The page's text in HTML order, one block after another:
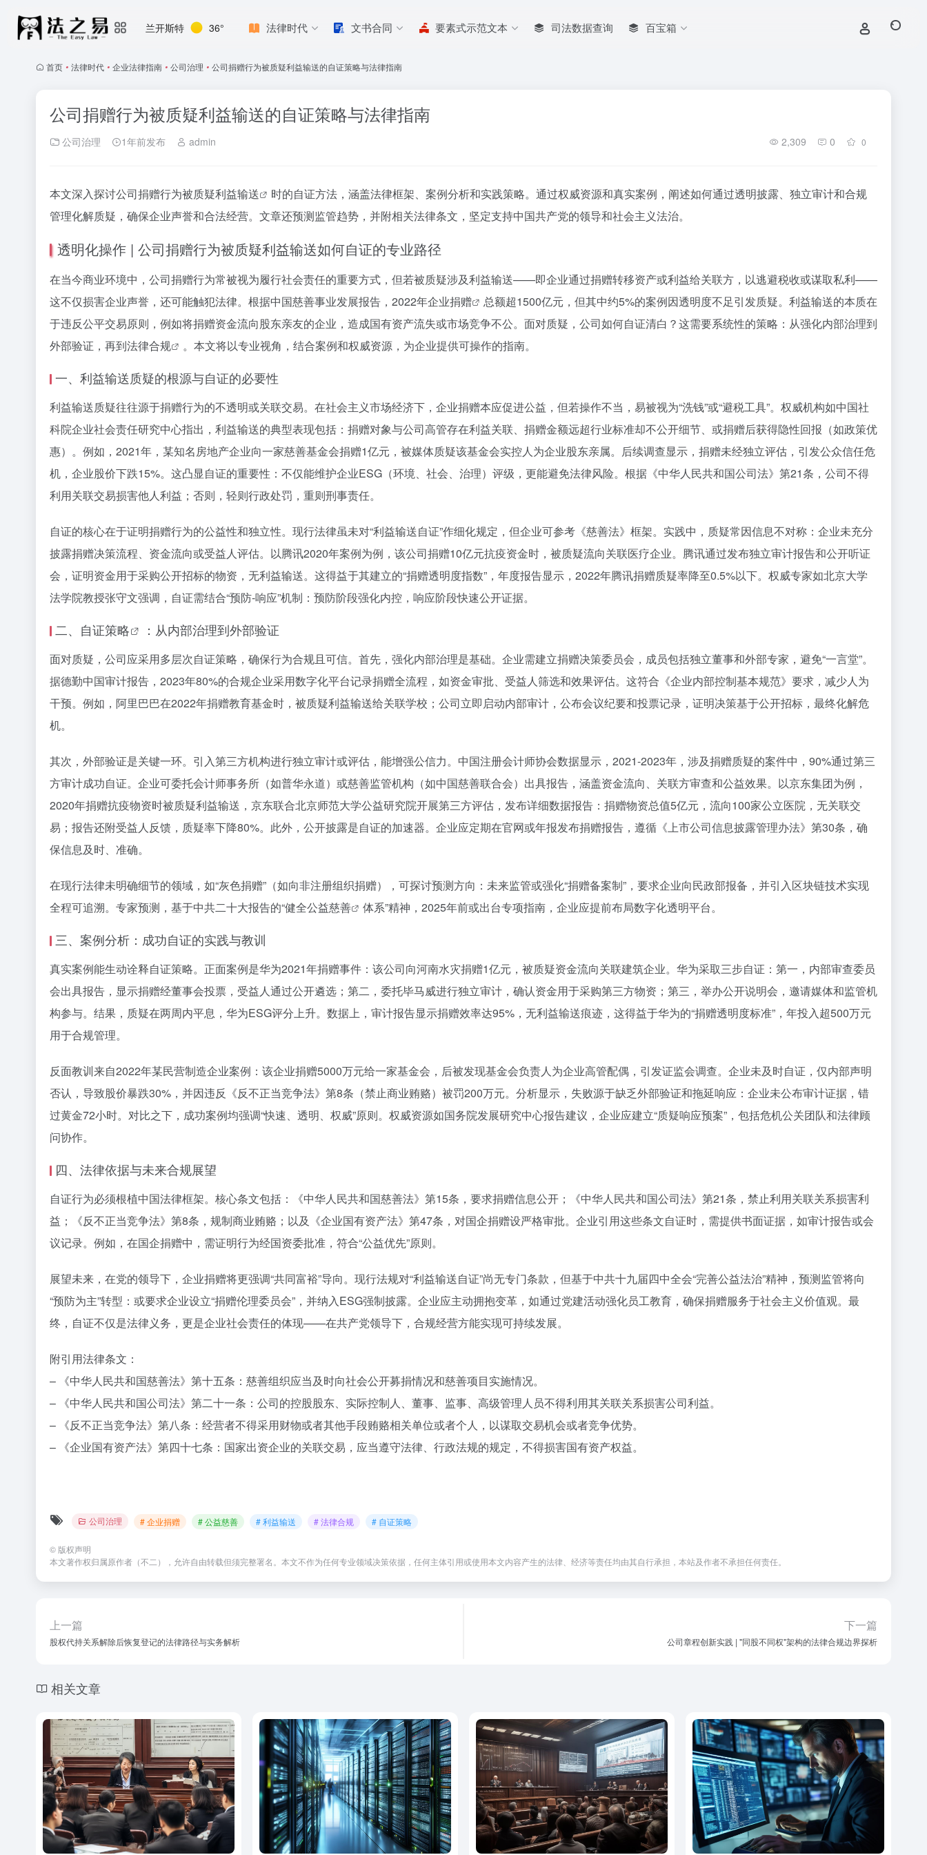
兰开斯特 36° 法律时代 文书合同 要素式示范文本 司法数据查询 百宝箱
首页 • 法律时代 • 企业法律指南 • 公司治理 • 公司捐赠行为被质疑利益输送的自证策略与法律指南
公司捐赠行为被质疑利益输送的自证策略与法律指南
公司治理 1年前发布 admin 2,309 0 0
本文深入探讨公司捐赠行为被质疑利益输送
时的自证方法，涵盖法律框架、案例分析和实践策略。通过权威资源和真实案例，阐述如何通过透明披露、独立审计和合规
管理化解质疑，确保企业声誉和合法经营。文章还预测监管趋势，并附相关法律条文，坚定支持中国共产党的领导和社会主义法治。
透明化操作 | 公司捐赠行为被质疑利益输送如何自证的专业路径
在当今商业环境中，公司捐赠行为常被视为履行社会责任的重要方式，但若被质疑涉及利益输送——即企业通过捐赠转移资产或利益给关联方，以逃避税收或谋取私利——
这不仅损害企业声誉，还可能触犯法律。根据中国慈善事业发展报告，2022年企业捐赠
总额超1500亿元，但其中约5%的案例因透明度不足引发质疑。利益输送的本质在
于违反公平交易原则，例如将捐赠资金流向股东亲友的企业，造成国有资产流失或市场竞争不公。面对质疑，公司如何自证清白？这需要系统性的策略：从强化内部治理到
外部验证，再到法律合规 。本文将以专业视角，结合案例和权威资源，为企业提供可操作的指南。
一、利益输送质疑的根源与自证的必要性
利益输送质疑往往源于捐赠行为的不透明或关联交易。在社会主义市场经济下，企业捐赠本应促进公益，但若操作不当，易被视为“洗钱”或“避税工具”。权威机构如中国社
科院企业社会责任研究中心指出，利益输送的典型表现包括：捐赠对象与公司高管存在利益关联、捐赠金额远超行业标准却不公开细节、或捐赠后获得隐性回报（如政策优
惠）。例如，2021年，某知名房地产企业向一家慈善基金会捐赠1亿元，被媒体质疑该基金会实控人为企业股东亲属。后续调查显示，捐赠未经独立评估，引发公众信任危
机，企业股价下跌15%。这凸显自证的重要性：不仅能维护企业ESG（环境、社会、治理）评级，更能避免法律风险。根据《中华人民共和国公司法》第21条，公司不得
利用关联交易损害他人利益；否则，轻则行政处罚，重则刑事责任。
自证的核心在于证明捐赠行为的公益性和独立性。现行法律虽未对“利益输送自证”作细化规定，但企业可参考《慈善法》框架。实践中，质疑常因信息不对称：企业未充分
披露捐赠决策流程、资金流向或受益人评估。以腾讯2020年案例为例，该公司捐赠10亿元抗疫资金时，被质疑流向关联医疗企业。腾讯通过发布独立审计报告和公开听证
会，证明资金用于采购公开招标的物资，无利益输送。这得益于其建立的“捐赠透明度指数”，年度报告显示，2022年腾讯捐赠质疑率降至0.5%以下。权威专家如北京大学
法学院教授张守文强调，自证需结合“预防-响应”机制：预防阶段强化内控，响应阶段快速公开证据。
二、 自证策略 ：从内部治理到外部验证
面对质疑，公司应采用多层次自证策略，确保行为合规且可信。首先，强化内部治理是基础。企业需建立捐赠决策委员会，成员包括独立董事和外部专家，避免“一言堂”。
据德勤中国审计报告，2023年80%的合规企业采用数字化平台记录捐赠全流程，如资金审批、受益人筛选和效果评估。这符合《企业内部控制基本规范》要求，减少人为
干预。例如，阿里巴巴在2022年捐赠教育基金时，被质疑利益输送给关联学校；公司立即启动内部审计，公布会议纪要和投票记录，证明决策基于公开招标，最终化解危
机。
其次，外部验证是关键一环。引入第三方机构进行独立审计或评估，能增强公信力。中国注册会计师协会数据显示，2021-2023年，涉及捐赠质疑的案件中，90%通过第三
方审计成功自证。企业可委托会计师事务所（如普华永道）或慈善监管机构（如中国慈善联合会）出具报告，涵盖资金流向、关联方审查和公益效果。以京东集团为例，
2020年捐赠抗疫物资时被质疑利益输送，京东联合北京师范大学公益研究院开展第三方评估，发布详细数据报告：捐赠物资总值5亿元，流向100家公立医院，无关联交
易；报告还附受益人反馈，质疑率下降80%。此外，公开披露是自证的加速器。企业应定期在官网或年报发布捐赠报告，遵循《上市公司信息披露管理办法》第30条，确
保信息及时、准确。
在现行法律未明确细节的领域，如“灰色捐赠”（如向非注册组织捐赠），可探讨预测方向：未来监管或强化“捐赠备案制”，要求企业向民政部报备，并引入区块链技术实现
全程可追溯。专家预测，基于中共二十大报告的“健全公益慈善 体系”精神，2025年前或出台专项指南，企业应提前布局数字化透明平台。
三、案例分析：成功自证的实践与教训
真实案例能生动诠释自证策略。正面案例是华为2021年捐赠事件：该公司向河南水灾捐赠1亿元，被质疑资金流向关联建筑企业。华为采取三步自证：第一，内部审查委员
会出具报告，显示捐赠经董事会投票，受益人通过公开遴选；第二，委托毕马威进行独立审计，确认资金用于采购第三方物资；第三，举办公开说明会，邀请媒体和监管机
构参与。结果，质疑在两周内平息，华为ESG评分上升。数据上，审计报告显示捐赠效率达95%，无利益输送痕迹，这得益于华为的“捐赠透明度标准”，年投入超500万元
用于合规管理。
反面教训来自2022年某民营制造企业案例：该企业捐赠5000万元给一家基金会，后被发现基金会负责人为企业高管配偶，引发证监会调查。企业未及时自证，仅内部声明
否认，导致股价暴跌30%，并因违反《反不正当竞争法》第8条（禁止商业贿赂）被罚200万元。分析显示，失败源于缺乏外部验证和拖延响应：企业未公布审计证据，错
过黄金72小时。对比之下，成功案例均强调“快速、透明、权威”原则。权威资源如国务院发展研究中心报告建议，企业应建立“质疑响应预案”，包括危机公关团队和法律顾
问协作。
四、法律依据与未来合规展望
自证行为必须根植中国法律框架。核心条文包括：《中华人民共和国慈善法》第15条，要求捐赠信息公开；《中华人民共和国公司法》第21条，禁止利用关联关系损害利
益；《反不正当竞争法》第8条，规制商业贿赂；以及《企业国有资产法》第47条，对国企捐赠设严格审批。企业引用这些条文自证时，需提供书面证据，如审计报告或会
议记录。例如，在国企捐赠中，需证明行为经国资委批准，符合“公益优先”原则。
展望未来，在党的领导下，企业捐赠将更强调“共同富裕”导向。现行法规对“利益输送自证”尚无专门条款，但基于中共十九届四中全会“完善公益法治”精神，预测监管将向
“预防为主”转型：或要求企业设立“捐赠伦理委员会”，并纳入ESG强制披露。企业应主动拥抱变革，如通过党建活动强化员工教育，确保捐赠服务于社会主义价值观。最
终，自证不仅是法律义务，更是企业社会责任的体现——在共产党领导下，合规经营方能实现可持续发展。
附引用法律条文：
– 《中华人民共和国慈善法》第十五条：慈善组织应当及时向社会公开募捐情况和慈善项目实施情况。
– 《中华人民共和国公司法》第二十一条：公司的控股股东、实际控制人、董事、监事、高级管理人员不得利用其关联关系损害公司利益。
– 《反不正当竞争法》第八条：经营者不得采用财物或者其他手段贿赂相关单位或者个人，以谋取交易机会或者竞争优势。
– 《企业国有资产法》第四十七条：国家出资企业的关联交易，应当遵守法律、行政法规的规定，不得损害国有资产权益。
公司治理 # 企业捐赠 # 公益慈善 # 利益输送 # 法律合规 # 自证策略
© 版权声明
本文著作权归属原作者（不二），允许自由转载但须完整署名。本文不作为任何专业领域决策依据，任何主体引用或使用本文内容产生的法律、经济等责任均由其自行承担，本站及作者不承担任何责任。
上一篇
股权代持关系解除后恢复登记的法律路径与实务解析
下一篇
公司章程创新实践 | "同股不同权"架构的法律合规边界探析
相关文章